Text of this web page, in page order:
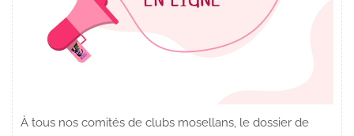
À tous nos comités de clubs mosellans, le dossier de